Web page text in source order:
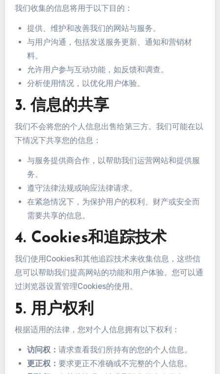
我们收集的信息将用于以下目的：
提供、维护和改善我们的网站与服务。
与用户沟通，包括发送服务更新、通知和营销材
料。
允许用户参与互动功能，如反馈和调查。
分析使用情况，以优化用户体验。
3. 信息的共享
我们不会将您的个人信息出售给第三方。我们可能在以
下情况下共享您的信息：
与服务提供商合作，以帮助我们运营网站和提供服
务。
遵守法律法规或响应法律请求。
在紧急情况下，为保护用户的权利、财产或安全而
需要共享的信息。
4. Cookies和追踪技术
我们使用Cookies和其他追踪技术来收集信息，这些信
息可以帮助我们提高网站的功能和用户体验。您可以通
过浏览器设置管理Cookies的使用。
5. 用户权利
根据适用的法律，您对个人信息拥有以下权利：
访问权：请求查看我们所持有的您的个人信息。
更正权：要求更正不准确或不完整的个人信息。